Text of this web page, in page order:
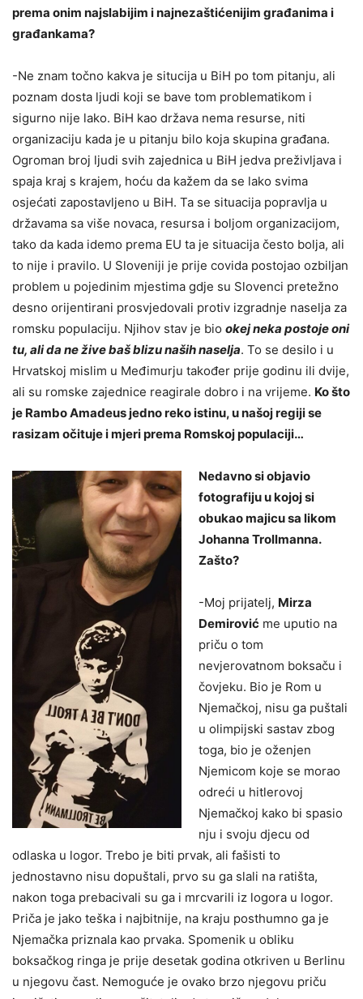
prema onim najslabijim i najnezaštićenijim građanima i
građankama?
-Ne znam točno kakva je situcija u BiH po tom pitanju, ali
poznam dosta ljudi koji se bave tom problematikom i
sigurno nije lako. BiH kao država nema resurse, niti
organizaciju kada je u pitanju bilo koja skupina građana.
Ogroman broj ljudi svih zajednica u BiH jedva preživljava i
spaja kraj s krajem, hoću da kažem da se lako svima
osjećati zapostavljeno u BiH. Ta se situacija popravlja u
državama sa više novaca, resursa i boljom organizacijom,
tako da kada idemo prema EU ta je situacija često bolja, ali
to nije i pravilo. U Sloveniji je prije covida postojao ozbiljan
problem u pojedinim mjestima gdje su Slovenci pretežno
desno orijentirani prosvjedovali protiv izgradnje naselja za
romsku populaciju. Njihov stav je bio okej neka postoje oni
tu, ali da ne žive baš blizu naših naselja. To se desilo i u
Hrvatskoj mislim u Međimurju također prije godinu ili dvije,
ali su romske zajednice reagirale dobro i na vrijeme. Ko što
je Rambo Amadeus jedno reko istinu, u našoj regiji se
rasizam očituje i mjeri prema Romskoj populaciji…
Nedavno si objavio
fotografiju u kojoj si
obukao majicu sa likom
Johanna Trollmanna.
Zašto?
-Moj prijatelj, Mirza
Demirović me uputio na
priču o tom
nevjerovatnom boksaču i
čovjeku. Bio je Rom u
Njemačkoj, nisu ga puštali
u olimpijski sastav zbog
toga, bio je oženjen
Njemicom koje se morao
odreći u hitlerovoj
Njemačkoj kako bi spasio
nju i svoju djecu od
odlaska u logor. Trebo je biti prvak, ali fašisti to
jednostavno nisu dopuštali, prvo su ga slali na ratišta,
nakon toga prebacivali su ga i mrcvarili iz logora u logor.
Priča je jako teška i najbitnije, na kraju posthumno ga je
Njemačka priznala kao prvaka. Spomenik u obliku
boksačkog ringa je prije desetak godina otkriven u Berlinu
u njegovu čast. Nemoguće je ovako brzo njegovu priču